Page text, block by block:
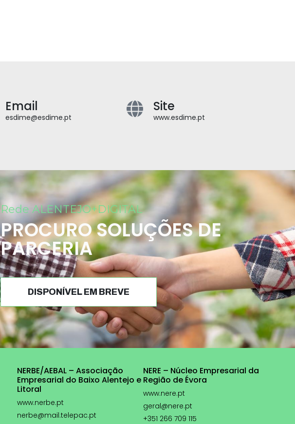
Email
esdime@esdime.pt
Site
www.esdime.pt
Rede ALENTEJO+DIGITAL
PROCURO SOLUÇÕES DE
PARCERIA
DISPONÍVEL EM BREVE
NERBE/AEBAL – Associação
Empresarial do Baixo Alentejo e
Litoral
www.nerbe.pt
nerbe@mail.telepac.pt
NERE – Núcleo Empresarial da
Região de Évora
www.nere.pt
geral@nere.pt
+351 266 709 115